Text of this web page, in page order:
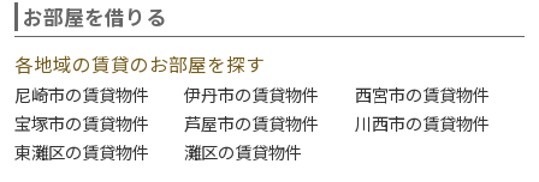
お部屋を借りる
各地域の賃貸のお部屋を探す
尼崎市の賃貸物件 伊丹市の賃貸物件
西宮市の賃貸物件
宝塚市の賃貸物件
芦屋市の賃貸物件
川西市の賃貸物件
東灘区の賃貸物件
灘区の賃貸物件